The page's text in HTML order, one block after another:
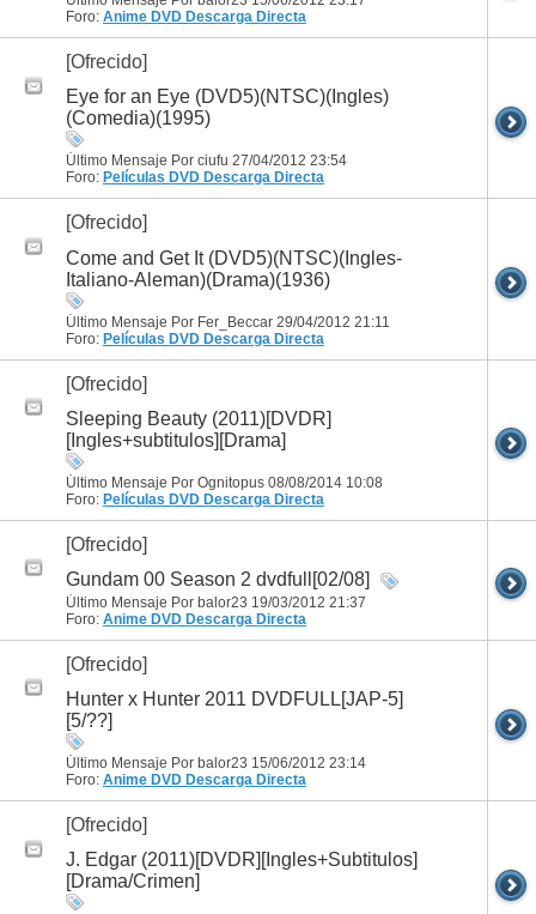
Foro: Anime DVD Descarga Directa
[Ofrecido]
Eye for an Eye (DVD5)(NTSC)(Ingles)
(Comedia)(1995)
Último Mensaje Por ciufu 27/04/2012 23:54
Foro: Películas DVD Descarga Directa
[Ofrecido]
Come and Get It (DVD5)(NTSC)(Ingles-
Italiano-Aleman)(Drama)(1936)
Último Mensaje Por Fer_Beccar 29/04/2012 21:11
Foro: Películas DVD Descarga Directa
[Ofrecido]
Sleeping Beauty (2011)[DVDR]
[Ingles+subtitulos][Drama]
Último Mensaje Por Ognitopus 08/08/2014 10:08
Foro: Películas DVD Descarga Directa
[Ofrecido]
Gundam 00 Season 2 dvdfull[02/08]
Último Mensaje Por balor23 19/03/2012 21:37
Foro: Anime DVD Descarga Directa
[Ofrecido]
Hunter x Hunter 2011 DVDFULL[JAP-5]
[5/??]
Último Mensaje Por balor23 15/06/2012 23:14
Foro: Anime DVD Descarga Directa
[Ofrecido]
J. Edgar (2011)[DVDR][Ingles+Subtitulos]
[Drama/Crimen]